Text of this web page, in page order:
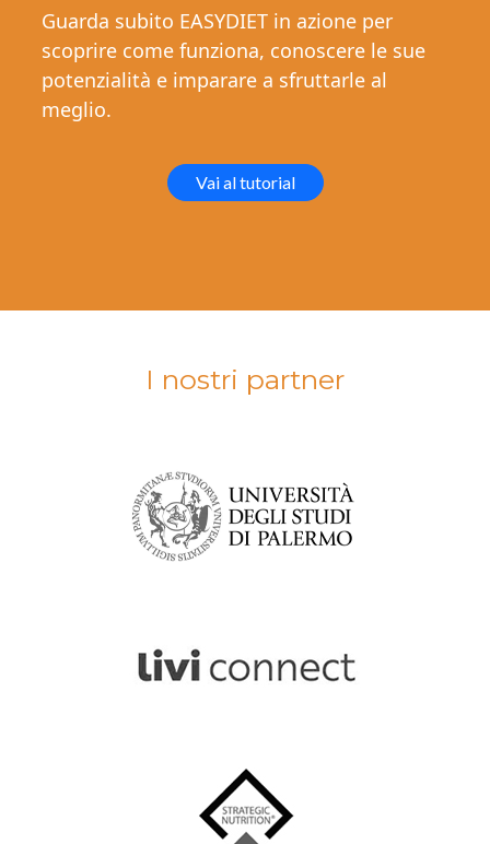
Guarda subito EASYDIET in azione per
scoprire come funziona, conoscere le sue
potenzialità e imparare a sfruttarle al
meglio.
Vai al tutorial
I nostri partner